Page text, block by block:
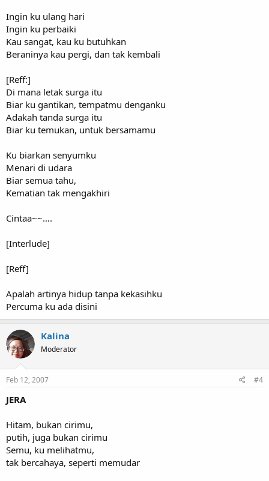
Ingin ku ulang hari
Ingin ku perbaiki
Kau sangat, kau ku butuhkan
Beraninya kau pergi, dan tak kembali
[Reff:]
Di mana letak surga itu
Biar ku gantikan, tempatmu denganku
Adakah tanda surga itu
Biar ku temukan, untuk bersamamu
Ku biarkan senyumku
Menari di udara
Biar semua tahu,
Kematian tak mengakhiri
Cintaa~~….
[Interlude]
[Reff]
Apalah artinya hidup tanpa kekasihku
Percuma ku ada disini
Kalina
Moderator
Feb 12, 2007 #4
JERA
Hitam, bukan cirimu,
putih, juga bukan cirimu
Semu, ku melihatmu,
tak bercahaya, seperti memudar